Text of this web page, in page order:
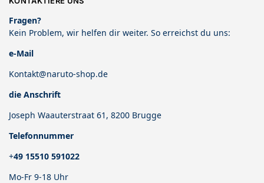
Fragen?
Kein Problem, wir helfen dir weiter. So erreichst du uns:
e-Mail
Kontakt@naruto-shop.de
die Anschrift
Joseph Waauterstraat 61, 8200 Brugge
Telefonnummer
+49 15510 591022
Mo-Fr 9-18 Uhr